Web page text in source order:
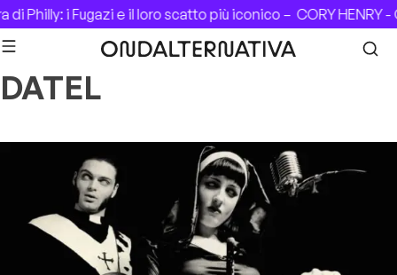
Skip to content
Philly: i Fugazi e il loro scatto più iconico – CORY HENRY
DATEL